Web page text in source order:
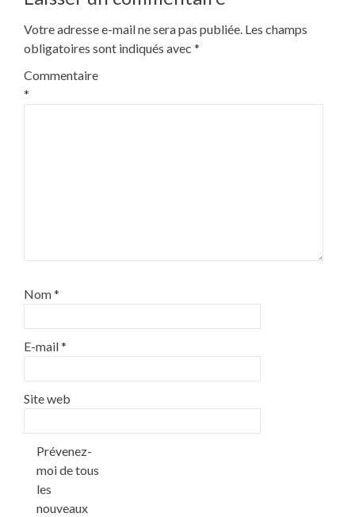
l’article
Votre adresse e-mail ne sera pas publiée. Les champs
obligatoires sont indiqués avec *
Commentaire
*
Nom*
E-mail*
Site web
Prévenez-
moi de tous
les
nouveaux